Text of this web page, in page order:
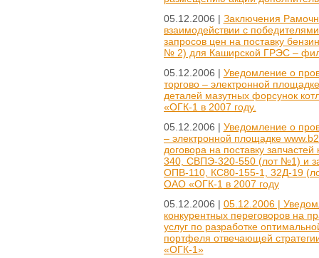
05.12.2006 | Заключения
взаимодействии с
запросов цен на поставку
№ 2) для Каширской ГРЭС –
05.12.2006 | Уведомление о
торгово – электронной
деталей мазутных форсунок
«ОГК-1 в 2007 году.
05.12.2006 | Уведомление о
– электронной площадке
договора на поставку
340, СВПЭ-320-550 (лот №1) и
ОПВ-110, КС80-155-1, 32Д-19
ОАО «ОГК-1 в 2007 году
05.12.2006 | 05.12.2006 |
конкурентных переговоров на
услуг по разработке
портфеля отвечающей
«ОГК-1»